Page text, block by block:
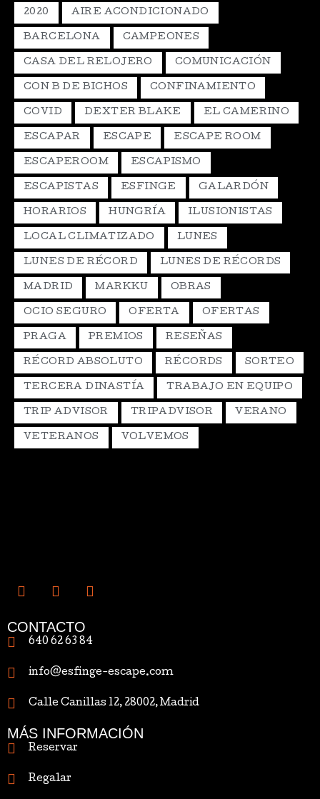
2020 AIRE ACONDICIONADO
BARCELONA CAMPEONES
CASA DEL RELOJERO COMUNICACIÓN
CON B DE BICHOS CONFINAMIENTO
COVID DEXTER BLAKE EL CAMERINO
ESCAPAR ESCAPE ESCAPE ROOM
ESCAPEROOM ESCAPISMO
ESCAPISTAS ESFINGE GALARDÓN
HORARIOS HUNGRÍA ILUSIONISTAS
LOCAL CLIMATIZADO LUNES
LUNES DE RÉCORD LUNES DE RÉCORDS
MADRID MARKKU OBRAS
OCIO SEGURO OFERTA OFERTAS
PRAGA PREMIOS RESEÑAS
RÉCORD ABSOLUTO RÉCORDS SORTEO
TERCERA DINASTÍA TRABAJO EN EQUIPO
TRIP ADVISOR TRIPADVISOR VERANO
VETERANOS VOLVEMOS
CONTACTO
640 62 63 84
info@esfinge-escape.com
Calle Canillas 12, 28002, Madrid
MÁS INFORMACIÓN
Reservar
Regalar